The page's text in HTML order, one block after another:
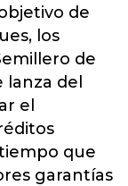
de
los
de
del
el
que
garantías